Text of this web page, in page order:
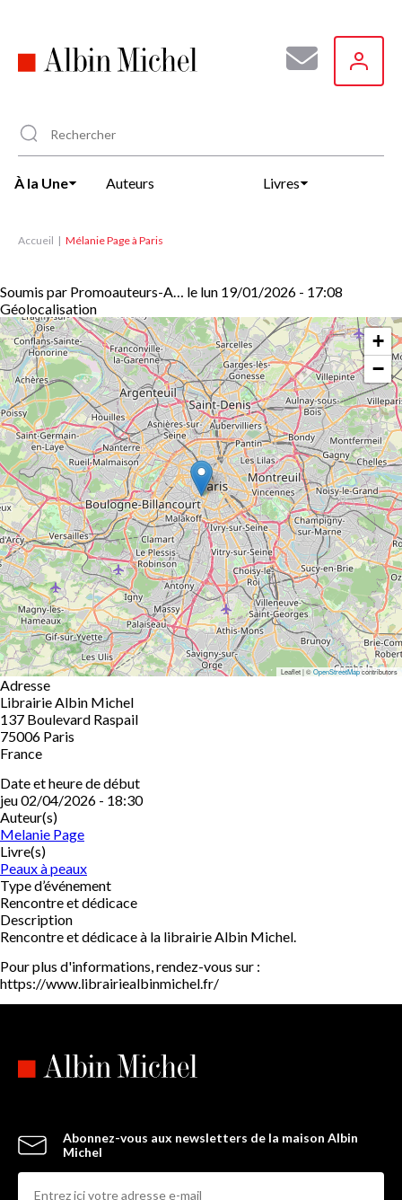
principal
À la Une Auteurs Livres
Accueil Mélanie Page à Paris
Soumis par Promoauteurs-A… le lun 19/01/2026 - 17:08
Géolocalisation
+
−
Leaflet | ©OpenStreetMapcontributors
Adresse
Librairie Albin Michel
137 Boulevard Raspail
75006 Paris
France
Date et heure de début
jeu 02/04/2026 - 18:30
Auteur(s)
Melanie Page
Livre(s)
Peaux à peaux
Type d’événement
Rencontre et dédicace
Description
Rencontre et dédicace à la librairie Albin Michel.
Pour plus d'informations, rendez-vous sur :
https://www.librairiealbinmichel.fr/
Abonnez-vous aux newsletters de la maison Albin
Michel